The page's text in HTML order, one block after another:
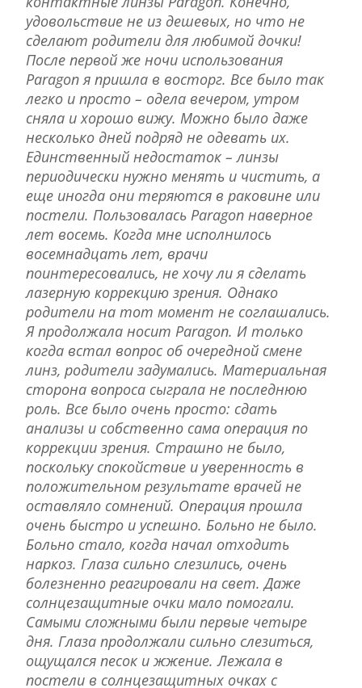
удовольствие не из дешевых, но что не
сделают родители для любимой дочки!
После первой же ночи использования
Paragon я пришла в восторг. Все было так
легко и просто – одела вечером, утром
сняла и хорошо вижу. Можно было даже
несколько дней подряд не одевать их.
Единственный недостаток – линзы
периодически нужно менять и чистить, а
еще иногда они теряются в раковине или
постели. Пользовалась Paragon наверное
лет восемь. Когда мне исполнилось
восемнадцать лет, врачи
поинтересовались, не хочу ли я сделать
лазерную коррекцию зрения. Однако
родители на тот момент не соглашались.
Я продолжала носит Paragon. И только
когда встал вопрос об очередной смене
линз, родители задумались. Материальная
сторона вопроса сыграла не последнюю
роль. Все было очень просто: сдать
анализы и собственно сама операция по
коррекции зрения. Страшно не было,
поскольку спокойствие и уверенность в
положительном результате врачей не
оставляло сомнений. Операция прошла
очень быстро и успешно. Больно не было.
Больно стало, когда начал отходить
наркоз. Глаза сильно слезились, очень
болезненно реагировали на свет. Даже
солнцезащитные очки мало помогали.
Самыми сложными были первые четыре
дня. Глаза продолжали сильно слезиться,
ощущался песок и жжение. Лежала в
постели в солнцезащитных очках с